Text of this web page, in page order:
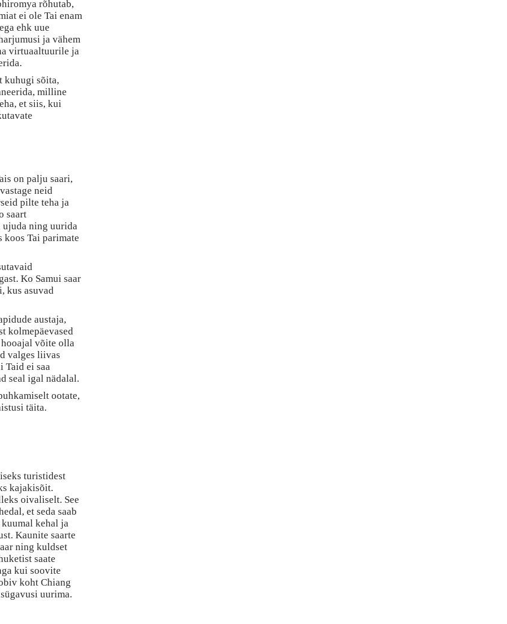
rõhutab,
ei ole Tai enam
ehk uue
ja vähem
virtuaaltuurile ja
kuhugi sõita,
milline
et siis, kui
on palju saari,
neid
pilte teha ja
saart
ujuda ning uurida
koos Tai parimate
Ko Samui saar
kus asuvad
austaja,
kolmepäevased
hooajal võite olla
valges liivas
Taid ei saa
seal igal nädalal.
ootate,
täita.
turistidest
kajakisõit.
oivaliselt. See
et seda saab
kehal ja
Kaunite saarte
ning kuldset
saate
kui soovite
koht Chiang
uurima.